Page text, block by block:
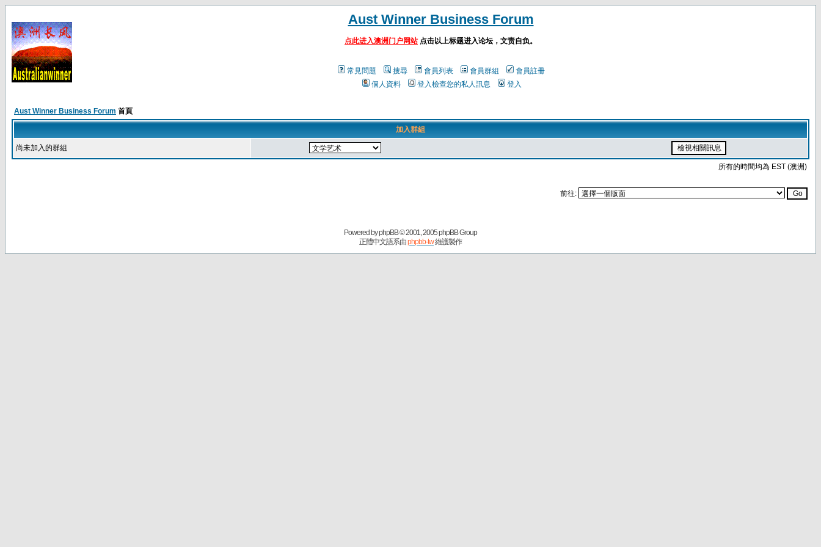
Aust Winner Business Forum
点此进入澳洲门户网站点击以上标题进入论坛，文责自负。
常見問題 搜尋 會員列表 會員群組
會員註冊
個人資料
登入檢查您的私人訊息 登入
Aust Winner Business Forum 首頁
加入群組
尚未加入的群組
所有的時間均為 EST (澳洲)
前往:
Powered byphpBB© 2001, 2005 phpBB Group
正體中文語系由phpbb-tw維護製作